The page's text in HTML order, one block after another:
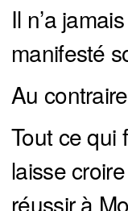
Il n’a
manifesté
Au
Tout ce qui
laisse
réussir à